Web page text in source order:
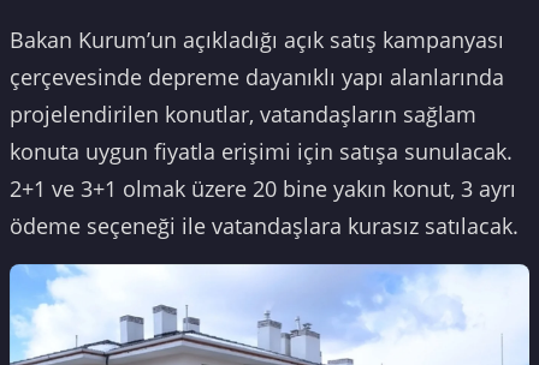
Bakan Kurum’un açıkladığı açık satış kampanyası
çerçevesinde depreme dayanıklı yapı alanlarında
projelendirilen konutlar, vatandaşların sağlam
konuta uygun fiyatla erişimi için satışa sunulacak.
2+1 ve 3+1 olmak üzere 20 bine yakın konut, 3 ayrı
ödeme seçeneği ile vatandaşlara kurasız satılacak.